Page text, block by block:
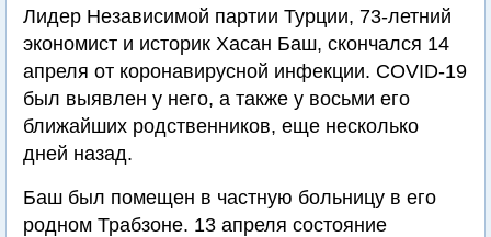
Лидер Независимой партии Турции, 73-летний
экономист и историк Хасан Баш, скончался 14
апреля от коронавирусной инфекции. COVID-19
был выявлен у него, а также у восьми его
ближайших родственников, еще несколько
дней назад.
Баш был помещен в частную больницу в его
родном Трабзоне. 13 апреля состояние